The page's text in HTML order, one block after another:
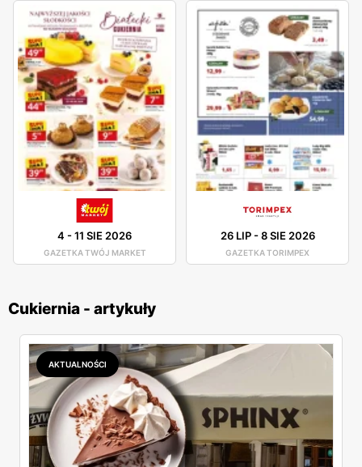
4 -11 SIE 2026
GAZETKA TWÓJ MARKET
26 LIP-8 SIE 2026
GAZETKA TORIMPEX
Cukiernia - artykuły
AKTUALNOŚCI